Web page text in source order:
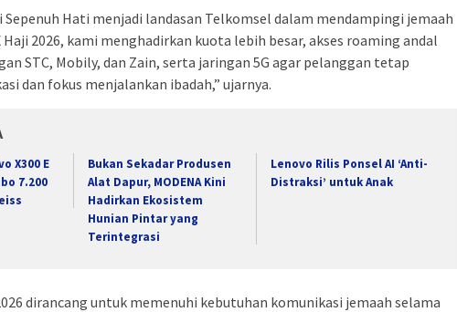
Sepenuh Hati menjadi landasan Telkomsel dalam mendampingi jemaah
Haji 2026, kami menghadirkan kuota lebih besar, akses roaming andal
STC, Mobily, dan Zain, serta jaringan 5G agar pelanggan tetap
dan fokus menjalankan ibadah,” ujarnya.
X300 E
7.200
Bukan Sekadar Produsen
Alat Dapur, MODENA Kini
Hadirkan Ekosistem
Hunian Pintar yang
Terintegrasi
Lenovo Rilis Ponsel AI ‘Anti-
Distraksi’ untuk Anak
dirancang untuk memenuhi kebutuhan komunikasi jemaah selama